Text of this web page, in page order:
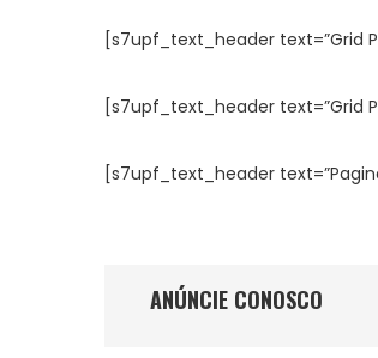
[s7upf_text_header text=”Grid
[s7upf_text_header text=”Grid
[s7upf_text_header
ANÚNCIE CONOSCO